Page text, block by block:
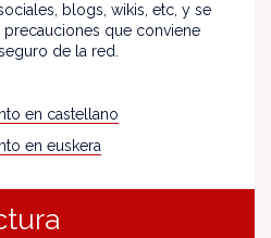
blogs, wikis, etc, y se
precauciones que conviene
de la red.
en castellano
en euskera